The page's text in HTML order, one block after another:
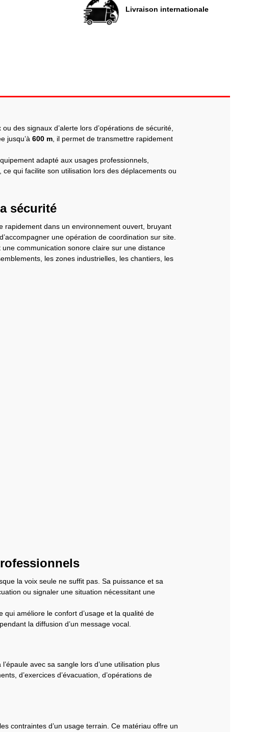
Livraison internationale
des signaux d’alerte lors d’opérations de sécurité,
jusqu’à 600 m, il permet de transmettre rapidement
adapté aux usages professionnels,
qui facilite son utilisation lors des déplacements ou
sécurité
rapidement dans un environnement ouvert, bruyant
une opération de coordination sur site.
communication sonore claire sur une distance
les zones industrielles, les chantiers, les
la voix seule ne suffit pas. Sa puissance et sa
ou signaler une situation nécessitant une
améliore le confort d’usage et la qualité de
la diffusion d’un message vocal.
avec sa sangle lors d’une utilisation plus
d’exercices d’évacuation, d’opérations de
contraintes d’un usage terrain. Ce matériau offre un